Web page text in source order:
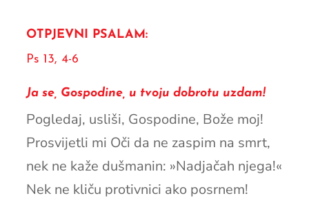
OTPJEVNI PSALAM:
Ps 13, 4-6
Ja se, Gospodine, u tvoju dobrotu uzdam!
Pogledaj, usliši, Gospodine, Bože moj!
Prosvijetli mi Oči da ne zaspim na smrt,
nek ne kaže dušmanin: »Nadjačah njega!«
Nek ne kliču protivnici ako posrnem!